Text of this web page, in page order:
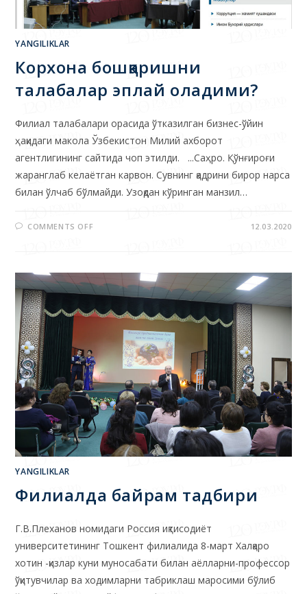
YANGILIKLAR
Корхона бошқаришни
талабалар эплай оладими?
Филиал талабалари орасида ўтказилган бизнес-ўйин
агентлигининг сайтида чоп этилди. ...Саҳро. Қўнғироғи
жаранглаб келаётган карвон. Сувнинг қадрини бирор нарса
билан ўлчаб бўлмайди. Узоқдан кўринган манзил…
COMMENTS OFF
YANGILIKLAR
Филиалда байрам тадбири
Г.В.Плеханов номидаги Россия иқтисодиёт
хотин -қизлар куни муносабати билан аёлларни-профессор
ўқитувчилар ва ходимларни табриклаш маросими бўлиб
ўтди. Байрамона кайфиятда филиалнинг аёлларини
Ўзбекистон Республикаси Фанлар академияси…